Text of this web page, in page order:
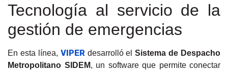
Tecnología al servicio de la
gestión de emergencias
En esta línea, VIPER desarrolló elSistema de Despacho
Metropolitano SIDEM, un software que permite conectar